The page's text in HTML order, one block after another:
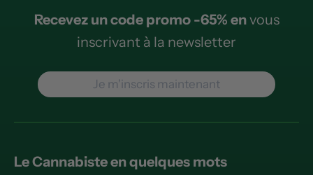
Recevez un code promo -65% envous
inscrivant à la newsletter
Je m'inscris maintenant
Le Cannabiste en quelques mots